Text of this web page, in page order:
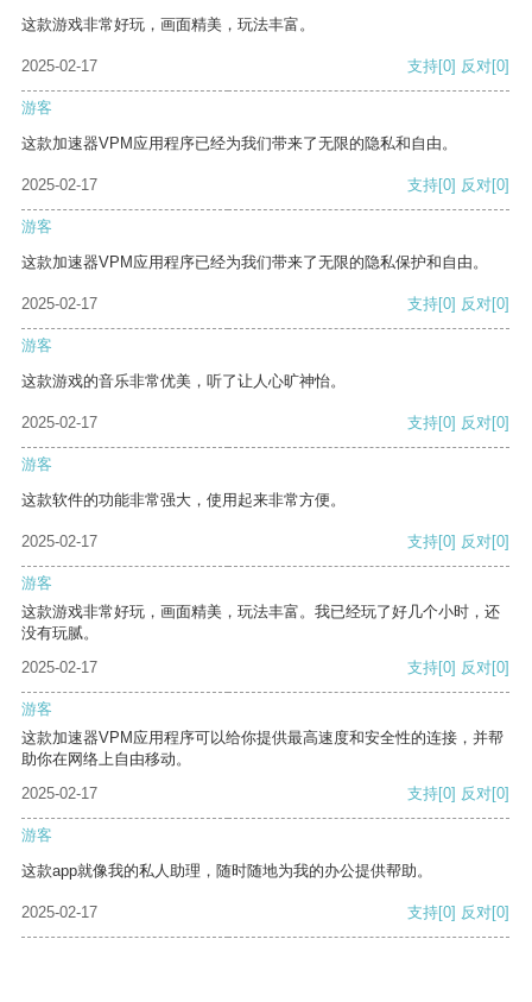
这款游戏非常好玩，画面精美，玩法丰富。
2025-02-17 支持[0] 反对[0]
游客
这款加速器VPM应用程序已经为我们带来了无限的隐私和自由。
2025-02-17 支持[0] 反对[0]
游客
这款加速器VPM应用程序已经为我们带来了无限的隐私保护和自由。
2025-02-17 支持[0] 反对[0]
游客
这款游戏的音乐非常优美，听了让人心旷神怡。
2025-02-17 支持[0] 反对[0]
游客
这款软件的功能非常强大，使用起来非常方便。
2025-02-17 支持[0] 反对[0]
游客
这款游戏非常好玩，画面精美，玩法丰富。我已经玩了好几个小时，还
没有玩腻。
2025-02-17
支持[0] 反对[0]
游客
这款加速器VPM应用程序可以给你提供最高速度和安全性的连接，并帮
助你在网络上自由移动。
2025-02-17
支持[0] 反对[0]
游客
这款app就像我的私人助理，随时随地为我的办公提供帮助。
2025-02-17 支持[0] 反对[0]